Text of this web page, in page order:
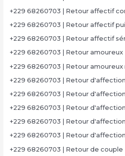
+229 68260703 | Retour affectif
+229 68260703 | Retour affectif
+229 68260703 | Retour affectif
+229 68260703 | Retour amoureux
+229 68260703 | Retour amoureux
+229 68260703 | Retour
+229 68260703 | Retour
+229 68260703 | Retour
+229 68260703 | Retour
+229 68260703 | Retour
+229 68260703 | Retour de couple